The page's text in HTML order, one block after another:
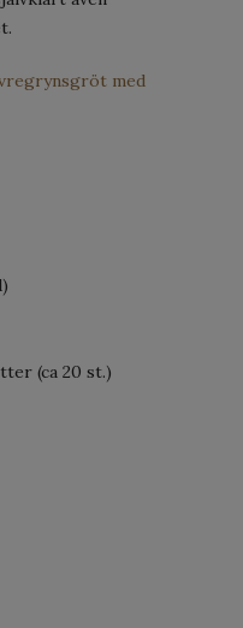
med
(ca 20 st.)